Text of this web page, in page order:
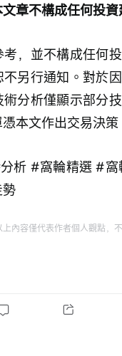
章不構成任何投資
，並不構成任何
不另行通知。對於
分析僅顯示部分
本文作出交易決
析 #窩輪精選 #
內容僅代表作者個人觀點，